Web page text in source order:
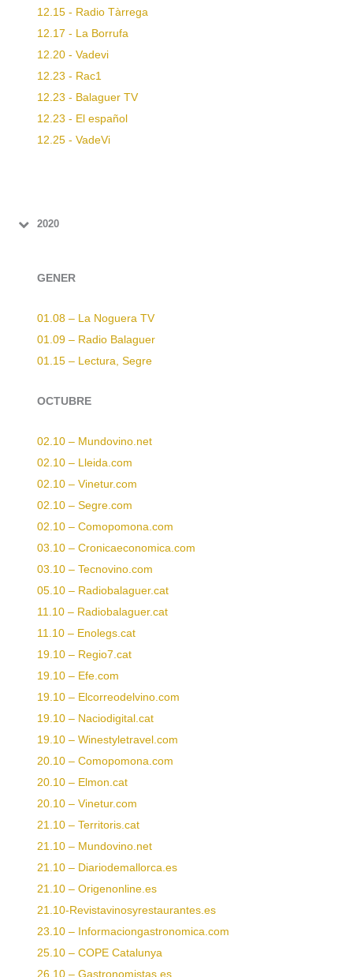
12.15 - Radio Tàrrega
12.17 - La Borrufa
12.20 - Vadevi
12.23 - Rac1
12.23 - Balaguer TV
12.23 - El español
12.25 - VadeVi
2020
GENER
01.08 – La Noguera TV
01.09 – Radio Balaguer
01.15 – Lectura, Segre
OCTUBRE
02.10 – Mundovino.net
02.10 – Lleida.com
02.10 – Vinetur.com
02.10 – Segre.com
02.10 – Comopomona.com
03.10 – Cronicaeconomica.com
03.10 – Tecnovino.com
05.10 – Radiobalaguer.cat
11.10 – Radiobalaguer.cat
11.10 – Enolegs.cat
19 .10 – Regio7.cat
19.10 – Efe.com
19.10 – Elcorreodelvino.com
19.10 – Naciodigital.cat
19.10 – Winestyletravel.com
20.10 – Comopomona.com
20.10 – Elmon.cat
20.10 – Vinetur.com
21.10 – Territoris.cat
21.10 – Mundovino.net
21.10 – Diariodemallorca.es
21.10 – Origenonline.es
21.10-Revistavinosyrestaurantes.es
23.10 – Informaciongastronomica.com
25.10 – COPE Catalunya
26.10 – Gastronomistas.es